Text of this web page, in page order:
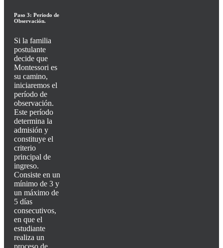
Paso 3: Periodo de
Observación.
Si la familia
postulante
decide que
Montessori es
su camino,
iniciaremos el
período de
observación.
Este período
determina la
admisión y
constituye el
criterio
principal de
ingreso.
Consiste en un
mínimo de 3 y
un máximo de
5 días
consecutivos,
en que el
estudiante
realiza un
proceso de